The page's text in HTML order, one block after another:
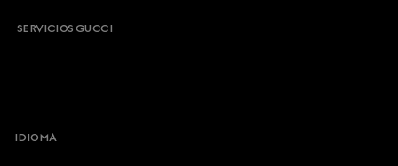
SERVICIOS GUCCI
IDIOMA